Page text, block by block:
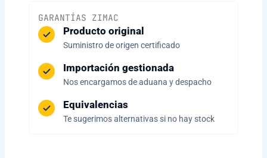
GARANTÍAS ZIMAC
Producto original
Suministro de origen certificado
Importación gestionada
Nos encargamos de aduana y despacho
Equivalencias
Te sugerimos alternativas si no hay stock